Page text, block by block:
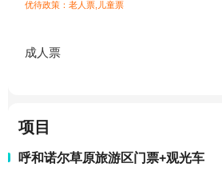
优待政策：老人票,儿童票
成人票
项目
呼和诺尔草原旅游区门票+观光车